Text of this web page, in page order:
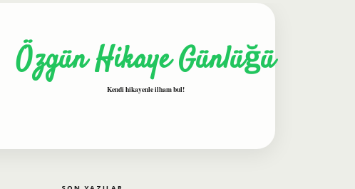
Özgün Hikaye Günlüğü
Kendi hikayenle ilham bul!